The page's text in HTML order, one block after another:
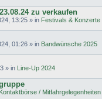
zu verkaufen
13:25 » in Festivals & Konzerte
01:26 » in Bandwünsche 2025
» in Line-Up 2024
Kontaktbörse / Mitfahrgelegenheiten